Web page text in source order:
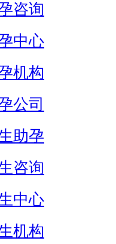
咨询
中心
机构
公司
助孕
咨询
中心
机构